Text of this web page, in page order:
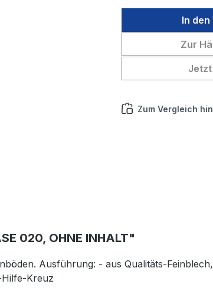
In
Zur
Zum Vergleich
020, OHNE INHALT"
Ausführung: - aus Qualitäts-
Kreuz